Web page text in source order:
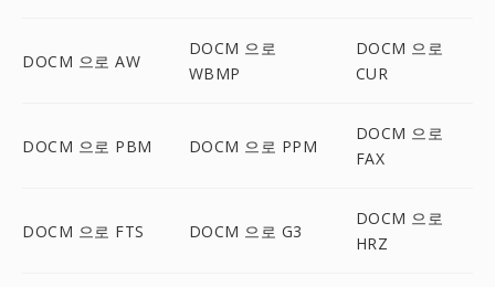
DOCM 으로 AW
DOCM 으로
WBMP
DOCM 으로
CUR
DOCM 으로 PBM DOCM 으로 PPM
DOCM 으로
FAX
DOCM 으로 FTS DOCM 으로 G3
DOCM 으로
HRZ